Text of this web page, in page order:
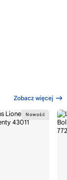
Zobacz więcej